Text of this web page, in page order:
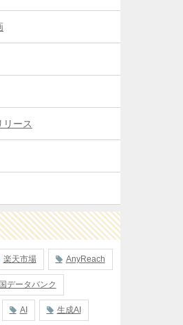
ース
楽天市場 AnyReach
データバンク
AI 生成AI